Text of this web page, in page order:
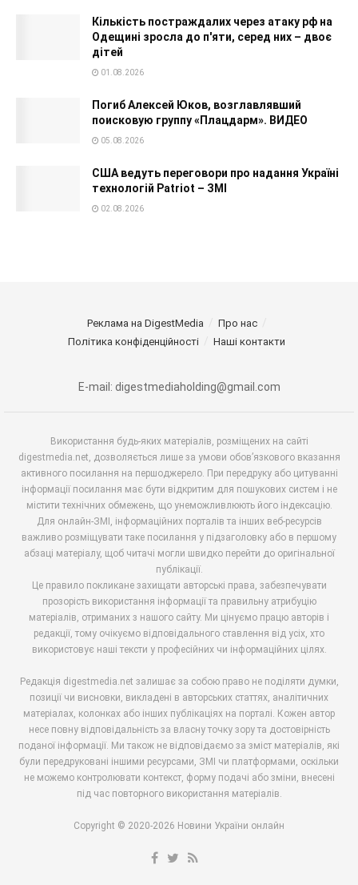
Кількість постраждалих через атаку рф на
Одещині зросла до п'яти, серед них – двоє
дітей
01.08.2026
Погиб Алексей Юков, возглавлявший
поисковую группу «Плацдарм». ВИДЕО
05.08.2026
США ведуть переговори про надання Україні
технологій Patriot – ЗМІ
02.08.2026
Реклама на DigestMedia
Про нас
Політика конфіденційності
Наші контакти
E-mail: digestmediaholding@gmail.com
Використання будь-яких матеріалів, розміщених на сайті
digestmedia.net, дозволяється лише за умови обов’язкового вказання
активного посилання на першоджерело. При передруку або цитуванні
інформації посилання має бути відкритим для пошукових систем і не
містити технічних обмежень, що унеможливлюють його індексацію.
Для онлайн-ЗМІ, інформаційних порталів та інших веб-ресурсів
важливо розміщувати таке посилання у підзаголовку або в першому
абзаці матеріалу, щоб читачі могли швидко перейти до оригінальної
публікації.
Це правило покликане захищати авторські права, забезпечувати
прозорість використання інформації та правильну атрибуцію
матеріалів, отриманих з нашого сайту. Ми цінуємо працю авторів і
редакції, тому очікуємо відповідального ставлення від усіх, хто
використовує наші тексти у професійних чи інформаційних цілях.
Редакція digestmedia.net залишає за собою право не поділяти думки,
позиції чи висновки, викладені в авторських статтях, аналітичних
матеріалах, колонках або інших публікаціях на порталі. Кожен автор
несе повну відповідальність за власну точку зору та достовірність
поданої інформації. Ми також не відповідаємо за зміст матеріалів, які
були передруковані іншими ресурсами, ЗМІ чи платформами, оскільки
не можемо контролювати контекст, форму подачі або зміни, внесені
під час повторного використання матеріалів.
Copyright © 2020-2026 Новини України онлайн